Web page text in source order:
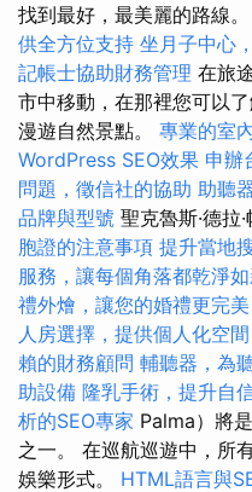
找到最好，最美麗的路線。
供全方位支持 坐月子中心
記帳士協助財務管理 在旅
市中移動，在那裡您可以
漫遊自然景點。 專業的室
WordPress SEO效果 申辦
問題，徵信社的協助 助聽
品牌與型號 聖克魯斯·德拉
胞證的注意事項 提升當地
服務，讓每個角落都乾淨
禮外燴，讓您的婚禮更完美
人房選擇，提供個人化空間
賴的財務顧問 輔聽器，為
助設備 隆乳手術，提升自
析的SEO專家 Palma）將
之一。 在巡航巡遊中，所
娛樂形式。 HTML語言與